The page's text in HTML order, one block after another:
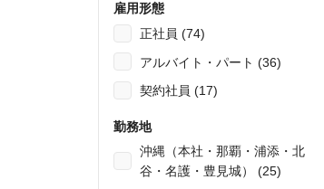
雇用形態
正社員 (74)
アルバイト・パート (36)
契約社員 (17)
勤務地
沖縄（本社・那覇・浦添・北
谷・名護・豊見城） (25)